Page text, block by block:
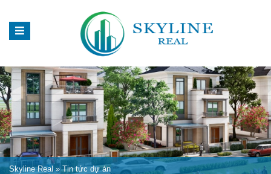
Skyline Real »Tin tức dự án